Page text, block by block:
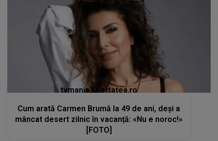
tvmania.libertatea.ro
Cum arată Carmen Brumă la 49 de ani, deși a
mâncat desert zilnic în vacanță: «Nu e noroc!»
[FOTO]